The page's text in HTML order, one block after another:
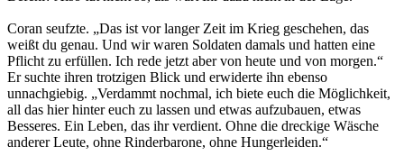
Coran seufzte. „Das ist vor langer Zeit im Krieg geschehen, das
weißt du genau. Und wir waren Soldaten damals und hatten eine
Pflicht zu erfüllen. Ich rede jetzt aber von heute und von morgen.“
Er suchte ihren trotzigen Blick und erwiderte ihn ebenso
unnachgiebig. „Verdammt nochmal, ich biete euch die Möglichkeit,
all das hier hinter euch zu lassen und etwas aufzubauen, etwas
Besseres. Ein Leben, das ihr verdient. Ohne die dreckige Wäsche
anderer Leute, ohne Rinderbarone, ohne Hungerleiden.“